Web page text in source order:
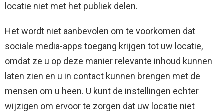
locatie niet met het publiek delen.
Het wordt niet aanbevolen om te voorkomen dat
sociale media-apps toegang krijgen tot uw locatie,
omdat ze u op deze manier relevante inhoud kunnen
laten zien en u in contact kunnen brengen met de
mensen om u heen. U kunt de instellingen echter
wijzigen om ervoor te zorgen dat uw locatie niet